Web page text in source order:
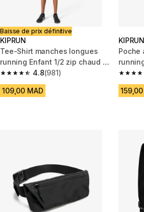
Baisse de prix définitive
KIPRUN
Tee-Shirt manches longues
running Enfant 1/2 zip chaud -
KIPRUN Warm 100 Marine
4.8
4.8 out of 5 stars from 981 reviews
(981)
109,00 MAD
KIPRUN
Poche
4.5